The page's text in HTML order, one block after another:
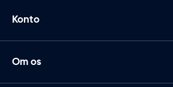
Konto
Om os